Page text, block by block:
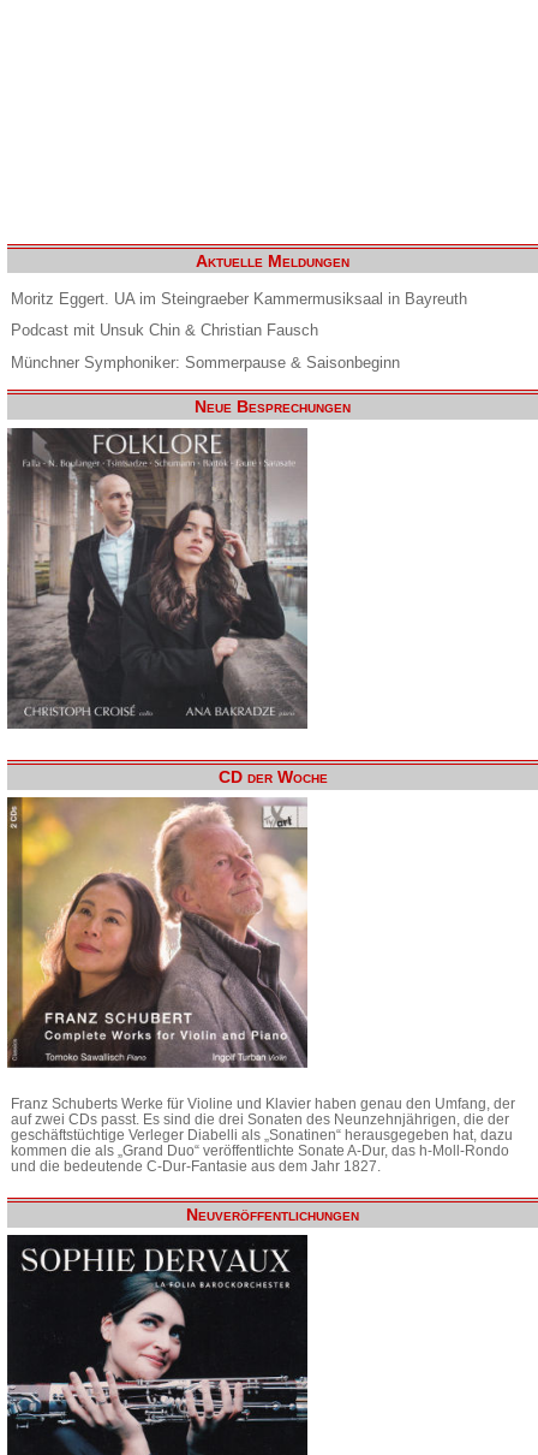
Aktuelle Meldungen
Moritz Eggert. UA im Steingraeber Kammermusiksaal in Bayreuth
Podcast mit Unsuk Chin & Christian Fausch
Münchner Symphoniker: Sommerpause & Saisonbeginn
Neue Besprechungen
CD der Woche
Franz Schuberts Werke für Violine und Klavier haben genau den Umfang, der
auf zwei CDs passt. Es sind die drei Sonaten des Neunzehnjährigen, die der
geschäftstüchtige Verleger Diabelli als „Sonatinen“ herausgegeben hat, dazu
kommen die als „Grand Duo“ veröffentlichte Sonate A-Dur, das h-Moll-Rondo
und die bedeutende C-Dur-Fantasie aus dem Jahr 1827.
Neuveröffentlichungen